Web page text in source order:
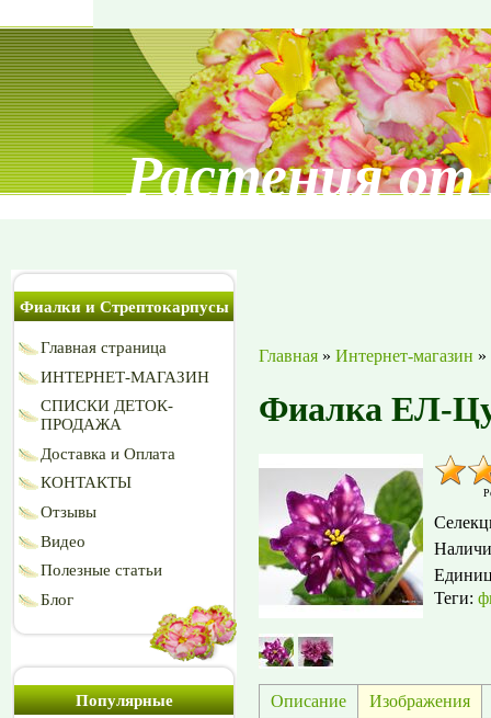
Растения
Фиалки и Стрептокарпусы
Главная страница
ИНТЕРНЕТ-МАГАЗИН
СПИСКИ ДЕТОК-
ПРОДАЖА
Доставка и Оплата
КОНТАКТЫ
Отзывы
Видео
Полезные статьи
Блог
Популярные
Главная » Интернет-магазин »
Фиалка ЕЛ-
Теги:
Описание Изображения